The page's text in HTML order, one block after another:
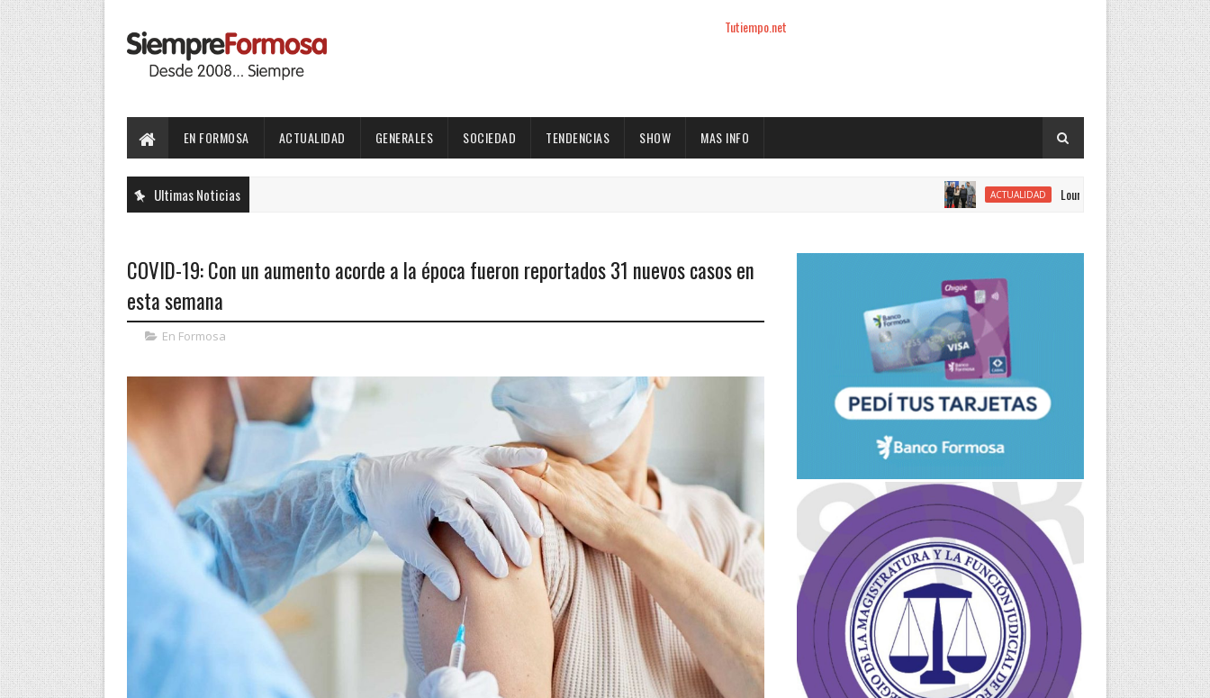
Tutiempo.net
EN FORMOSA ACTUALIDAD GENERALES SOCIEDAD TENDENCIAS SHOW MAS INFO
Ultimas Noticias ACTUALIDAD Lourdes Vargas juró como concejal por
COVID-19: Con un aumento acorde a la época fueron reportados 31 nuevos casos en
esta semana
En Formosa